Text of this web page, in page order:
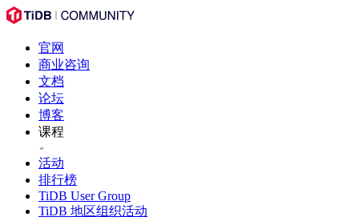
官网
商业咨询
文档
论坛
博客
课程
活动
排行榜
TiDB User Group
TiDB 地区组织活动